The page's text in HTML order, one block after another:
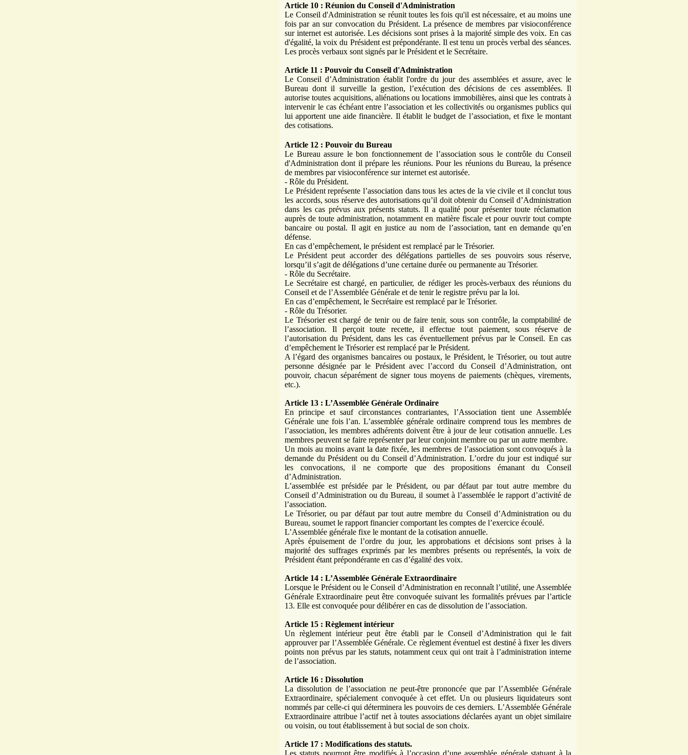
Article 10 : Réunion du Conseil d'Administration
Le Conseil d'Administration se réunit toutes les fois qu'il est nécessaire, et au moins une
fois par an sur convocation du Président. La présence de membres par visioconférence
sur internet est autorisée. Les décisions sont prises à la majorité simple des voix. En cas
d'égalité, la voix du Président est prépondérante. Il est tenu un procès verbal des séances.
Les procès verbaux sont signés par le Président et le Secrétaire.
Article 11 : Pouvoir du Conseil d'Administration
Le Conseil d’Administration établit l'ordre du jour des assemblées et assure, avec le
Bureau dont il surveille la gestion, l’exécution des décisions de ces assemblées. Il
autorise toutes acquisitions, aliénations ou locations immobilières, ainsi que les contrats à
intervenir le cas échéant entre l’association et les collectivités ou organismes publics qui
lui apportent une aide financière. Il établit le budget de l’association, et fixe le montant
des cotisations.
Article 12 : Pouvoir du Bureau
Le Bureau assure le bon fonctionnement de l’association sous le contrôle du Conseil
d'Administration dont il prépare les réunions. Pour les réunions du Bureau, la présence
de membres par visioconférence sur internet est autorisée.
- Rôle du Président.
Le Président représente l’association dans tous les actes de la vie civile et il conclut tous
les accords, sous réserve des autorisations qu’il doit obtenir du Conseil d’Administration
dans les cas prévus aux présents statuts. Il a qualité pour présenter toute réclamation
auprès de toute administration, notamment en matière fiscale et pour ouvrir tout compte
bancaire ou postal. Il agit en justice au nom de l’association, tant en demande qu’en
défense.
En cas d’empêchement, le président est remplacé par le Trésorier.
Le Président peut accorder des délégations partielles de ses pouvoirs sous réserve,
lorsqu’il s’agit de délégations d’une certaine durée ou permanente au Trésorier.
- Rôle du Secrétaire.
Le Secrétaire est chargé, en particulier, de rédiger les procès-verbaux des réunions du
Conseil et de l’Assemblée Générale et de tenir le registre prévu par la loi.
En cas d’empêchement, le Secrétaire est remplacé par le Trésorier.
- Rôle du Trésorier.
Le Trésorier est chargé de tenir ou de faire tenir, sous son contrôle, la comptabilité de
l’association. Il perçoit toute recette, il effectue tout paiement, sous réserve de
l’autorisation du Président, dans les cas éventuellement prévus par le Conseil. En cas
d’empêchement le Trésorier est remplacé par le Président.
A l’égard des organismes bancaires ou postaux, le Président, le Trésorier, ou tout autre
personne désignée par le Président avec l’accord du Conseil d’Administration, ont
pouvoir, chacun séparément de signer tous moyens de paiements (chèques, virements,
etc.).
Article 13 : L’Assemblée Générale Ordinaire
En principe et sauf circonstances contrariantes, l’Association tient une Assemblée
Générale une fois l’an. L’assemblée générale ordinaire comprend tous les membres de
l’association, les membres adhérents doivent être à jour de leur cotisation annuelle. Les
membres peuvent se faire représenter par leur conjoint membre ou par un autre membre.
Un mois au moins avant la date fixée, les membres de l’association sont convoqués à la
demande du Président ou du Conseil d’Administration. L’ordre du jour est indiqué sur
les convocations, il ne comporte que des propositions émanant du Conseil
d’Administration.
L’assemblée est présidée par le Président, ou par défaut par tout autre membre du
Conseil d’Administration ou du Bureau, il soumet à l’assemblée le rapport d’activité de
l’association.
Le Trésorier, ou par défaut par tout autre membre du Conseil d’Administration ou du
Bureau, soumet le rapport financier comportant les comptes de l’exercice écoulé.
L’Assemblée générale fixe le montant de la cotisation annuelle.
Après épuisement de l’ordre du jour, les approbations et décisions sont prises à la
majorité des suffrages exprimés par les membres présents ou représentés, la voix de
Président étant prépondérante en cas d’égalité des voix.
Article 14 : L’Assemblée Générale Extraordinaire
Lorsque le Président ou le Conseil d’Administration en reconnaît l’utilité, une Assemblée
Générale Extraordinaire peut être convoquée suivant les formalités prévues par l’article
13. Elle est convoquée pour délibérer en cas de dissolution de l’association.
Article 15 : Règlement intérieur
Un règlement intérieur peut être établi par le Conseil d’Administration qui le fait
approuver par l’Assemblée Générale. Ce règlement éventuel est destiné à fixer les divers
points non prévus par les statuts, notamment ceux qui ont trait à l’administration interne
de l’association.
Article 16 : Dissolution
La dissolution de l’association ne peut-être prononcée que par l’Assemblée Générale
Extraordinaire, spécialement convoquée à cet effet. Un ou plusieurs liquidateurs sont
nommés par celle-ci qui déterminera les pouvoirs de ces derniers. L’Assemblée Générale
Extraordinaire attribue l’actif net à toutes associations déclarées ayant un objet similaire
ou voisin, ou tout établissement à but social de son choix.
Article 17 : Modifications des statuts.
Les statuts pourront être modifiés à l’occasion d’une assemblée générale statuant à la